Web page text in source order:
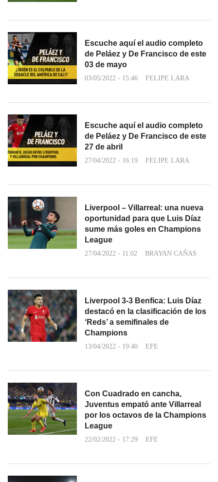
Escuche aquí el audio completo
de Peláez y De Francisco de este
03 de mayo
03/05/2022 - 15:46 FELIPE LARA
Escuche aquí el audio completo
de Peláez y De Francisco de este
27 de abril
27/04/2022 - 16:19 FELIPE LARA
Liverpool – Villarreal: una nueva
oportunidad para que Luis Díaz
sume más goles en Champions
League
27/04/2022 - 11:02 BRAYAN CAÑAS
Liverpool 3-3 Benfica: Luis Díaz
destacó en la clasificación de los
‘Reds’ a semifinales de
Champions
13/04/2022 - 19:40 EFE
Con Cuadrado en cancha,
Juventus empató ante Villarreal
por los octavos de la Champions
League
22/02/2022 - 17:29 EFE